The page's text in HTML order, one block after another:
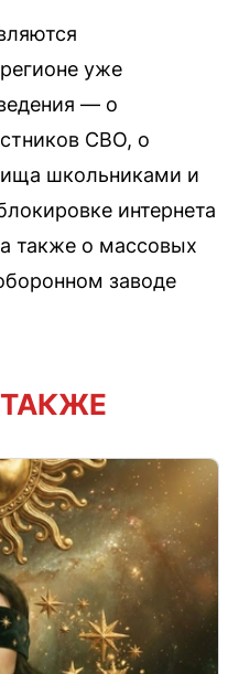
уже
— о
СВО, о
школьниками и
интернета
также о массовых
заводе